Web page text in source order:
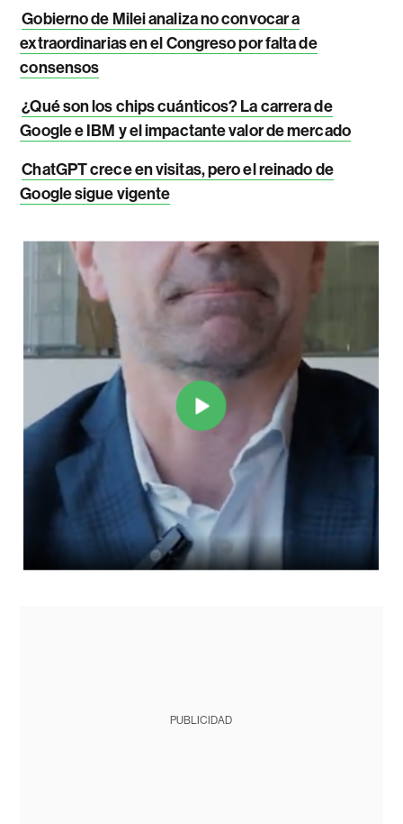
Gobierno de Milei analiza no convocar a
extraordinarias en el Congreso por falta de
consensos
¿Qué son los chips cuánticos? La carrera de
Google e IBM y el impactante valor de mercado
ChatGPT crece en visitas, pero el reinado de
Google sigue vigente
PUBLICIDAD